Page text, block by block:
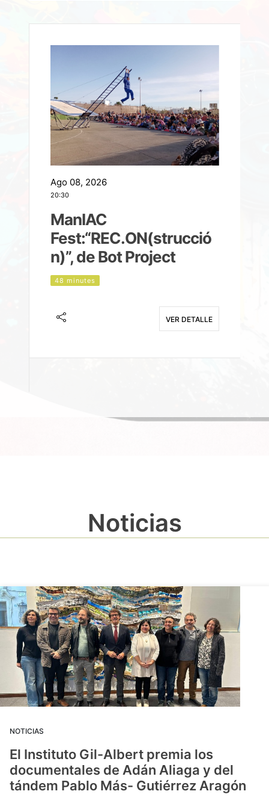
Ago 08, 2026
20:30
ManIAC
Fest:“REC.ON(strucció
n)”, de Bot Project
48 minutes
VER DETALLE
Noticias
NOTICIAS
El Instituto Gil-Albert premia los
documentales de Adán Aliaga y del
tándem Pablo Más- Gutiérrez Aragón